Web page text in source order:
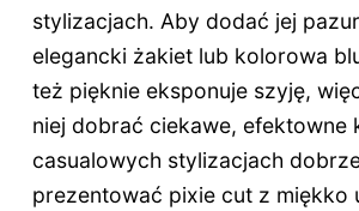
stylizacjach. Aby dodać jej
elegancki żakiet lub kolorowa
też pięknie eksponuje szyję,
niej dobrać ciekawe, efektowne
casualowych stylizacjach
prezentować pixie cut z miękko